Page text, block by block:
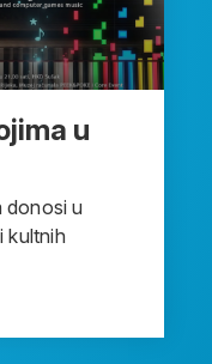
u
donosi u
kultnih